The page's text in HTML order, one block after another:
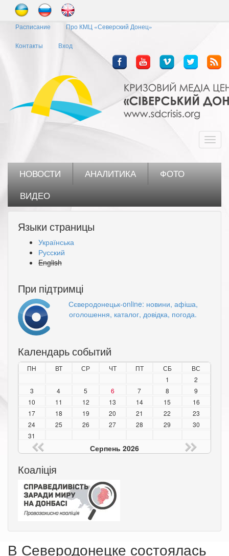
Перейти
основному
Расписание Про КМЦ «Северский Донец»
Контакты Вход
НОВОСТИ АНАЛИТИКА
ФОТО
ВИДЕО
Языки страницы
Українська
Русский
English
При підтримці
Сєверодонецьк-online: новини, афіша,
оголошення, каталог, довідка, погода.
Календарь событий
ПН ВТ СР ЧТ ПТ СБ
ВС
1
2
3
4 5 6 7 8
9
10
11 12 13 14 15
16
17
18 19 20 21 22
23
24
25 26 27 28 29
30
31
Серпень 2026
Коаліція
В Северодонецке состоялась